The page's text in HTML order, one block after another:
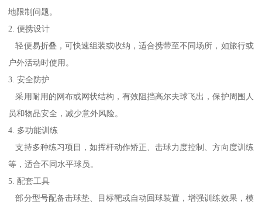
地限制问题。
2. 便携设计
轻便易折叠，可快速组装或收纳，适合携带至不同场所，如旅行或
户外活动时使用。
3. 安全防护
采用耐用的网布或网状结构，有效阻挡高尔夫球飞出，保护周围人
员和物品安全，减少意外风险。
4. 多功能训练
支持多种练习项目，如挥杆动作矫正、击球力度控制、方向度训练
等，适合不同水平球员。
5. 配套工具
部分型号配备击球垫、目标靶或自动回球装置，增强训练效果，模